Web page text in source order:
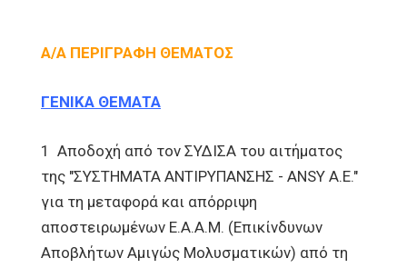
Α/Α ΠΕΡΙΓΡΑΦΗ ΘΕΜΑΤΟΣ
ΓΕΝΙΚΑ ΘΕΜΑΤΑ
1 Αποδοχή από τον ΣΥΔΙΣΑ του αιτήματος
της "ΣΥΣΤΗΜΑΤΑ ΑΝΤΙΡΥΠΑΝΣΗΣ - ANSY Α.Ε."
για τη μεταφορά και απόρριψη
αποστειρωμένων Ε.Α.Α.Μ. (Επικίνδυνων
Αποβλήτων Αμιγώς Μολυσματικών) από τη